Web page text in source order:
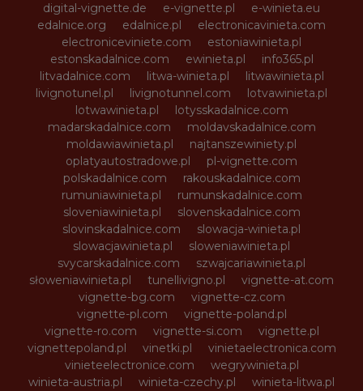
digital-vignette.de
e-vignette.pl
e-winieta.eu
edalnice.org
edalnice.pl
electronicavinieta.com
electroniceviniete.com
estoniawinieta.pl
estonskadalnice.com
ewinieta.pl
info365.pl
litvadalnice.com
litwa-winieta.pl
litwawinieta.pl
livignotunel.pl
livignotunnel.com
lotvawinieta.pl
lotwawinieta.pl
lotysskadalnice.com
madarskadalnice.com
moldavskadalnice.com
moldawiawinieta.pl
najtanszewiniety.pl
oplatyautostradowe.pl
pl-vignette.com
polskadalnice.com
rakouskadalnice.com
rumuniawinieta.pl
rumunskadalnice.com
sloveniawinieta.pl
slovenskadalnice.com
slovinskadalnice.com
slowacja-winieta.pl
slowacjawinieta.pl
sloweniawinieta.pl
svycarskadalnice.com
szwajcariawinieta.pl
słoweniawinieta.pl
tunellivigno.pl
vignette-at.com
vignette-bg.com
vignette-cz.com
vignette-pl.com
vignette-poland.pl
vignette-ro.com
vignette-si.com
vignette.pl
vignettepoland.pl
vinetki.pl
vinietaelectronica.com
vinieteelectronice.com
wegrywinieta.pl
winieta-austria.pl
winieta-czechy.pl
winieta-litwa.pl